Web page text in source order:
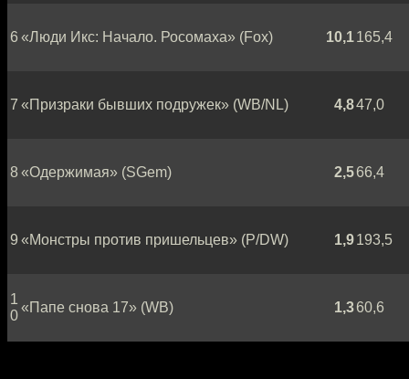
6 «Люди Икс: Начало. Росомаха» (Fox) 10,1165,4
7 «Призраки бывших подружек» (WB/NL) 4,847,0
8 «Одержимая» (SGem) 2,566,4
9 «Монстры против пришельцев» (P/DW) 1,9193,5
1
0
«Папе снова 17» (WB) 1,360,6